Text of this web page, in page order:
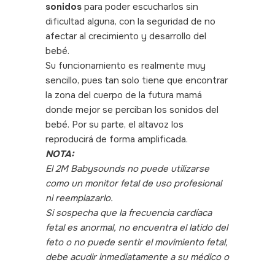
sonidos para poder escucharlos sin
dificultad alguna, con la seguridad de no
afectar al crecimiento y desarrollo del
bebé.
Su funcionamiento es realmente muy
sencillo, pues tan solo tiene que encontrar
la zona del cuerpo de la futura mamá
donde mejor se perciban los sonidos del
bebé. Por su parte, el altavoz los
reproducirá de forma amplificada.
NOTA:
El 2M Babysounds no puede utilizarse
como un monitor fetal de uso profesional
ni reemplazarlo.
Si sospecha que la frecuencia cardíaca
fetal es anormal, no encuentra el latido del
feto o no puede sentir el movimiento fetal,
debe acudir inmediatamente a su médico o